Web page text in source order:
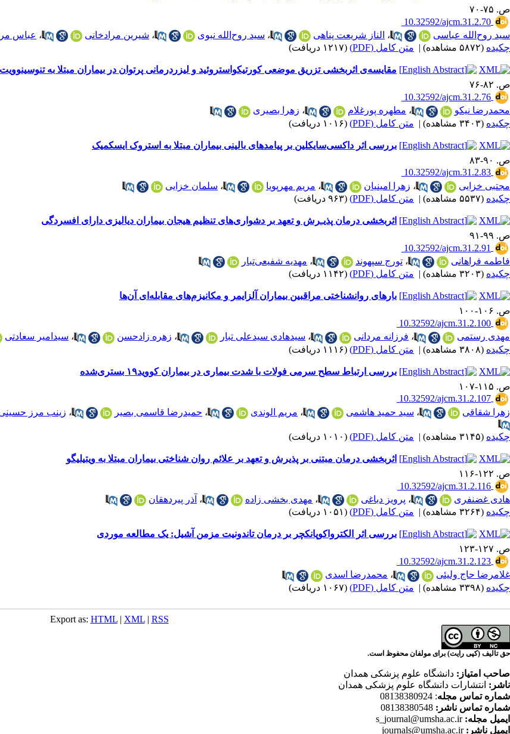
ص. ۷۵-۷۰
‎ 10.32592/ajcm.31.2.70
سید روح‌‌الله عباسی
، الناز شریعت پناهی ، سید روح‌الله نبوی ، شیرین مرادخانی ، عباس
چکیده (۵۸۷۲ مشاهده) | متن کامل (PDF) (۱۲۱۷ دریافت)
مقایسه‌ی اثربخشی تزریق موضعی کورتیکواستروئید و لیزردرمانی پرتوان در بیماران مبتلا به
ص. ۸۲-۷۶
‎ 10.32592/ajcm.31.2.76
محمدرضا نیکو
، مطهره پورغلام ، زهرا بصیری
چکیده (۳۴۰۳ مشاهده) | متن کامل (PDF) (۱۰۱۶ دریافت)
بررسی اثر داکسی‌سایکلین بر پیامدهای بالینی بیماران مبتلا به استروک ایسکمیک
ص. ۹۰-۸۳
‎ 10.32592/ajcm.31.2.83
مجتبی خزایی
، زهرا امینیان ، مریم مهرپویا ، سلمان خزایی
چکیده (۵۵۳۷ مشاهده) | متن کامل (PDF) (۹۶۳ دریافت)
اثربخشی درمان پذیـرش و تعهد بر دشواری‌های تنظیم هیجان بیماران دیالیزی دارای افسردگی
ص. ۹۹-۹۱
‎ 10.32592/ajcm.31.2.91
فاطمه فراهانی
، تورج سپهوند ، مهدیه شفیعی‌تبار
چکیده (۳۲۰۳ مشاهده) | متن کامل (PDF) (۱۱۴۲ دریافت)
بارهای روانشناختی مراقبین بیماران آلزایمر و مکانیزم‌های مقابله‌ای آن‌ها
ص. ۱۰۶-۱۰۰
‎ 10.32592/ajcm.31.2.100
مهدی رستمی
، فرزانه مردانی ، سیدهادی سیدعلی تبار ، زهره زادحسن ، سیدامیر سعادتی
چکیده (۳۸۰۸ مشاهده) | متن کامل (PDF) (۱۱۱۶ دریافت)
بررسی ارتباط سطح سرمی فولات با شدت بیماری در بیماران کووید۱۹ بستری‌شده
ص. ۱۱۵-۱۰۷
‎ 10.32592/ajcm.31.2.107
زهرا شقاقی
، سید حمید هاشمی ، مریم الوندی ، حمیدرضا قاسمی بصیر ، زینب مرز
چکیده (۳۱۴۵ مشاهده) | متن کامل (PDF) (۱۰۱۰ دریافت)
اثربخشی درمان مبتنی بر پذیرش و تعهد بر علائم روان‌ شناختی بیماران مبتلا به ویتیلیگو
ص. ۱۲۲-۱۱۶
‎ 10.32592/ajcm.31.2.116
هادی غضنفری
، پرویز دباغی ، مهدی بخشی زاده ، آذر پیردهقان
چکیده (۳۲۶۴ مشاهده) | متن کامل (PDF) (۱۰۵۱ دریافت)
بررسی اثر الکترواکوپانکچر بر درمان تاندونیت مزمن آشیل: یک مطالعه موردی
ص. ۱۲۷-۱۲۳
‎ 10.32592/ajcm.31.2.123
غلامرضا حاج ولیئی
، محمدرضا اسدی
چکیده (۳۳۹۸ مشاهده) | متن کامل (PDF) (۱۰۶۷ دریافت)
Export as: HTML| XML| RSS
حق تالیف (کپی رایت) برای مولفان محفوظ است.
صاحب امتیاز: دانشگاه علوم پزشکی همدان
ناشر: انتشارات دانشگاه علوم پزشکی همدان
شماره تماس مجله: 08138380924
شماره تماس ناشر:
ایمیل مجله: s_journal@umsha.ac.ir
ایمیل ناشر: journals@umsha.ac.ir